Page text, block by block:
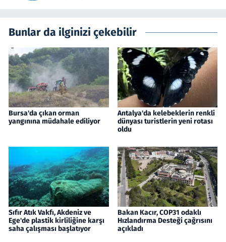
Bunlar da ilginizi çekebilir
Bursa'da çıkan orman
yangınına müdahale ediliyor
Antalya'da kelebeklerin renkli
dünyası turistlerin yeni rotası
oldu
Sıfır Atık Vakfı, Akdeniz ve
Ege'de plastik kirliliğine karşı
saha çalışması başlatıyor
Bakan Kacır, COP31 odaklı
Hızlandırma Desteği çağrısını
açıkladı